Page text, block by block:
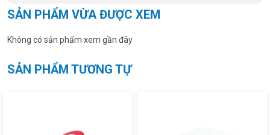
SẢN PHẨM VỪA ĐƯỢC XEM
Không có sản phẩm xem gần đây
SẢN PHẨM TƯƠNG TỰ